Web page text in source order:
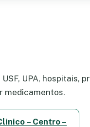
UPA,
medicamentos.
– Centro –